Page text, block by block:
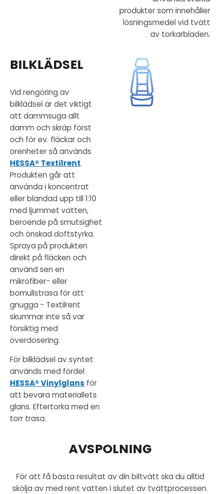
produkter som innehåller
lösningsmedel vid tvätt
av torkarbladen.
BILKLÄDSEL
Vid rengöring av
bilklädsel är det viktigt
att dammsuga allt
damm och skräp först
och för ev. fläckar och
orenheter så används
HESSA® Textilrent.
Produkten går att
använda i koncentrat
eller blandad upp till 1:10
med ljummet vatten,
beroende på smutsighet
och önskad doftstyrka.
Spraya på produkten
direkt på fläcken och
använd sen en
mikrofiber- eller
bomullstrasa för att
gnugga - Textilrent
skummar inte så var
försiktig med
överdosering.
För bilklädsel av syntet
används med fördel
HESSA® Vinylglans för
att bevara materiallets
glans. Eftertorka med en
torr trasa.
AVSPOLNING
För att få bästa resultat av din biltvätt ska du alltid
skölja av med rent vatten i slutet av tvättprocessen.